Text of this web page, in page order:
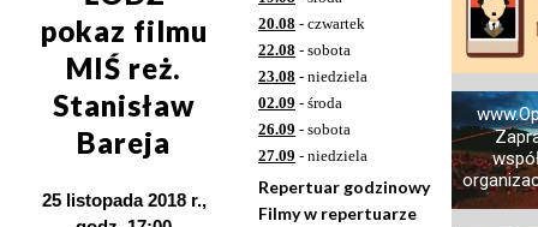
pokaz filmu
MIŚ reż.
Stanisław
Bareja
25 listopada 2018 r.,
20.08 - czwartek
22.08 - sobota
23.08 - niedziela
02.09 - środa
26.09 - sobota
27.09 - niedziela
Repertuar godzinowy
Filmy w repertuarze